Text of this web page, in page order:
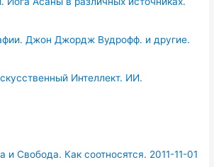
Джон Джордж Вудрофф. и другие.
Интеллект. ИИ.
Свобода. Как соотносятся. 2011-11-01